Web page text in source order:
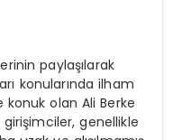
paylaşılarak
konularında ilham
olan Ali Berke
girişimciler, genellikle